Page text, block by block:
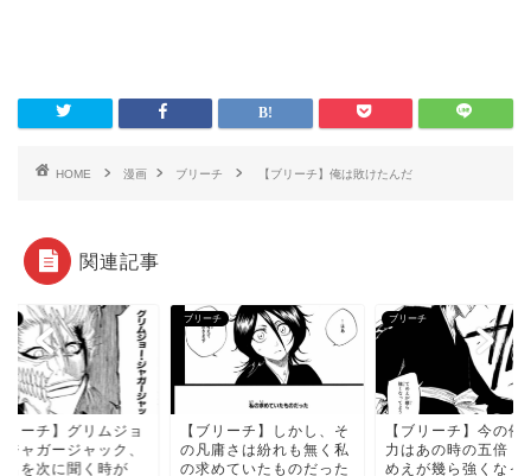
HOME 漫画 ブリーチ 【ブリーチ】俺は敗けたんだ
関連記事
リーチ】グリムジョ
ジャガージャック、
名を次に聞く時が
ブリーチ
【ブリーチ】しかし、そ
の凡庸さは紛れも無く私
の求めていたものだった
ブリーチ
【ブリーチ】今の俺
力はあの時の五倍！
めえが幾ら強くなっ